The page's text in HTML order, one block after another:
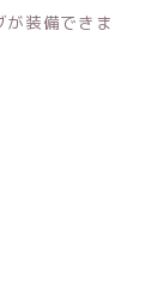
装備できま